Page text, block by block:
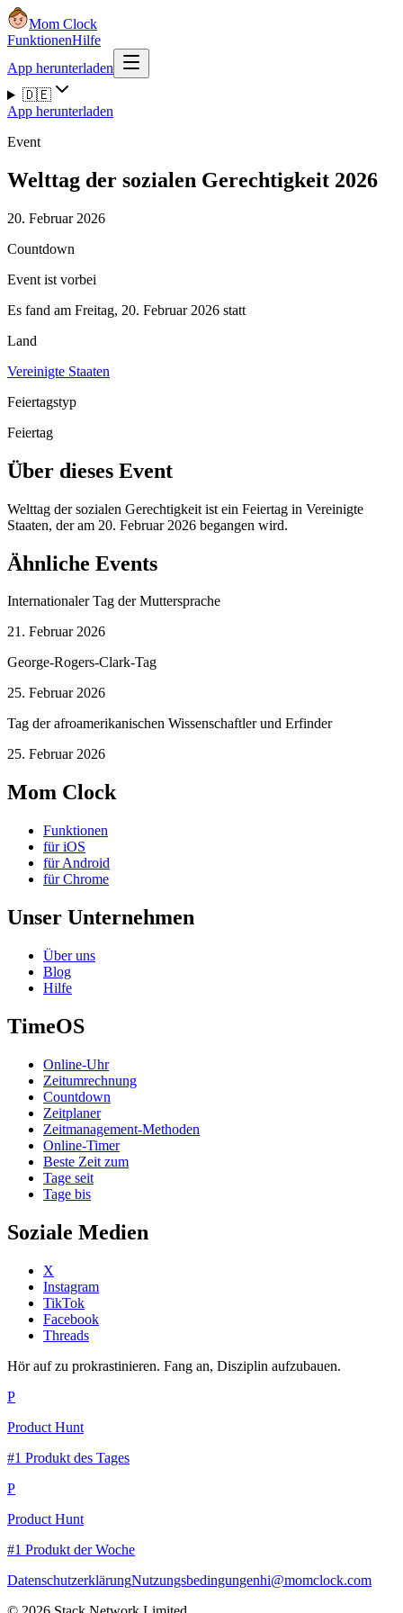
Mom Clock
FunktionenHilfe
App herunterladen
🇩🇪
App herunterladen
Event
Welttag der sozialen Gerechtigkeit 2026
20. Februar 2026
Countdown
Event ist vorbei
Es fand am Freitag, 20. Februar 2026 statt
Land
Vereinigte Staaten
Feiertagstyp
Feiertag
Über dieses Event
Welttag der sozialen Gerechtigkeit ist ein Feiertag in Vereinigte
Staaten, der am 20. Februar 2026 begangen wird.
Ähnliche Events
Internationaler Tag der Muttersprache
21. Februar 2026
George-Rogers-Clark-Tag
25. Februar 2026
Tag der afroamerikanischen Wissenschaftler und Erfinder
25. Februar 2026
Mom Clock
Funktionen
für iOS
für Android
für Chrome
Unser Unternehmen
Über uns
Blog
Hilfe
TimeOS
Online-Uhr
Zeitumrechnung
Countdown
Zeitplaner
Zeitmanagement-Methoden
Online-Timer
Beste Zeit zum
Tage seit
Tage bis
Soziale Medien
X
Instagram
TikTok
Facebook
Threads
Hör auf zu prokrastinieren. Fang an, Disziplin aufzubauen.
P
Product Hunt
#1 Produkt des Tages
P
Product Hunt
#1 Produkt der Woche
DatenschutzerklärungNutzungsbedingungenhi@momclock.com